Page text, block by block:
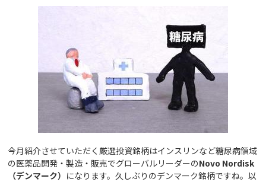
今月紹介させていただく厳選投資銘柄はインスリンなど糖尿病領域
の医薬品開発・製造・販売でグローバルリーダーのNovo Nordisk
（デンマーク） になります。久しぶりのデンマーク銘柄ですね。以